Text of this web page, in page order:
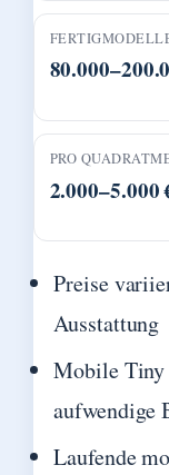
PRO
2.000–5.000
Preise
Ausstattung
Mobile Tiny
aufwendige
Laufende